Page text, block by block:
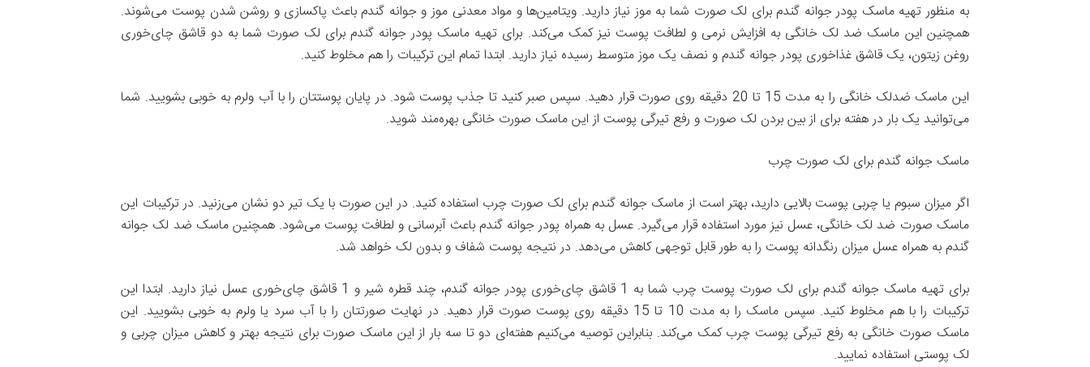
به منظور تهیه ماسک پودر جوانه گندم برای لک صورت شما به موز نیاز دارید. ویتامین‌ها و مواد معدنی موز و جوانه گندم باعث پاکسازی و روشن شدن پوست می‌شوند.
همچنین این ماسک ضد لک خانگی به افزایش نرمی و لطافت پوست نیز کمک می‌کند. برای تهیه ماسک پودر جوانه گندم برای لک صورت شما به دو قاشق چای‌خوری
روغن زیتون، یک قاشق غذاخوری پودر جوانه گندم و نصف یک موز متوسط رسیده نیاز دارید. ابتدا تمام این ترکیبات را هم مخلوط کنید.
این ماسک ضدلک خانگی را به مدت 15 تا 20 دقیقه روی صورت قرار دهید. سپس صبر کنید تا جذب پوست شود. در پایان پوستتان را با آب ولرم به خوبی بشویید. شما
می‌توانید یک بار در هفته برای از بین بردن لک صورت و رفع تیرگی پوست از این ماسک صورت خانگی بهره‌مند شوید.
ماسک جوانه گندم برای لک صورت چرب
اگر میزان سبوم یا چربی پوست بالایی دارید، بهتر است از ماسک جوانه گندم برای لک صورت چرب استفاده کنید. در این صورت با یک تیر دو نشان می‌زنید. در ترکیبات این
ماسک صورت ضد لک خانگی، عسل نیز مورد استفاده قرار می‌گیرد. عسل به همراه پودر جوانه گندم باعث آبرسانی و لطافت پوست می‌شود. همچنین ماسک ضد لک جوانه
گندم به همراه عسل میزان رنگدانه پوست را به طور قابل توجهی کاهش می‌دهد. در نتیجه پوست شفاف و بدون لک خواهد شد.
برای تهیه ماسک جوانه گندم برای لک صورت پوست چرب شما به 1 قاشق چای‌خوری پودر جوانه گندم، چند قطره شیر و 1 قاشق چای‌خوری عسل نیاز دارید. ابتدا این
ترکیبات را با هم مخلوط کنید. سپس ماسک را به مدت 10 تا 15 دقیقه روی پوست صورت قرار دهید. در نهایت صورتتان را با آب سرد یا ولرم به خوبی بشویید. این
ماسک صورت خانگی به رفع تیرگی پوست چرب کمک می‌کند. بنابراین توصیه می‌کنیم هفته‌ای دو تا سه بار از این ماسک صورت برای نتیجه بهتر و کاهش میزان چربی و
لک پوستی استفاده نمایید.